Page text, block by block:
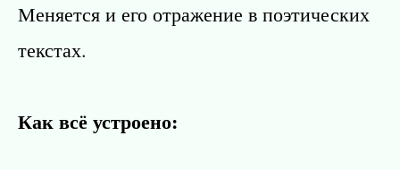
Меняется и его отражение в поэтических
текстах.
Как всё устроено: